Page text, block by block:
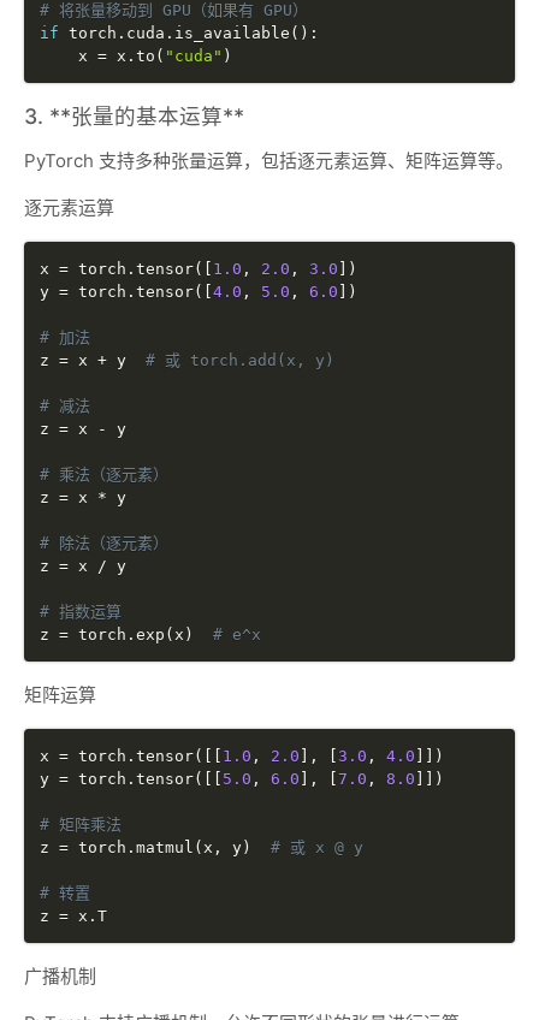
# 将张量移动到 GPU（如果有 GPU）
if torch . cuda . is_available ( ) :
    x
= x . to ( "cuda" )
3. **张量的基本运算**
PyTorch 支持多种张量运算，包括逐元素运算、矩阵运算等。
逐元素运算
x = torch . tensor( 1.0 , 2.0 , 3.0
)
y = torch . tensor( 4.0 , 5.0 , 6.0 )
# 加法
z = x + y # 或 torch.add(x, y)
# 减法
z = x - y
# 乘法（逐元素）
z = x * y
# 除法（逐元素）
z = x / y
# 指数运算
z = torch . exp ( x ) # e^x
矩阵运算
x = torch . tensor( 1.0 , 2.0 , 3.0 , 4.0
)
y = torch . tensor( 5.0 , 6.0 , 7.0 , 8.0 )
# 矩阵乘法
z = torch . matmul ( x , y ) # 或 x @ y
# 转置
z = x .
广播机制